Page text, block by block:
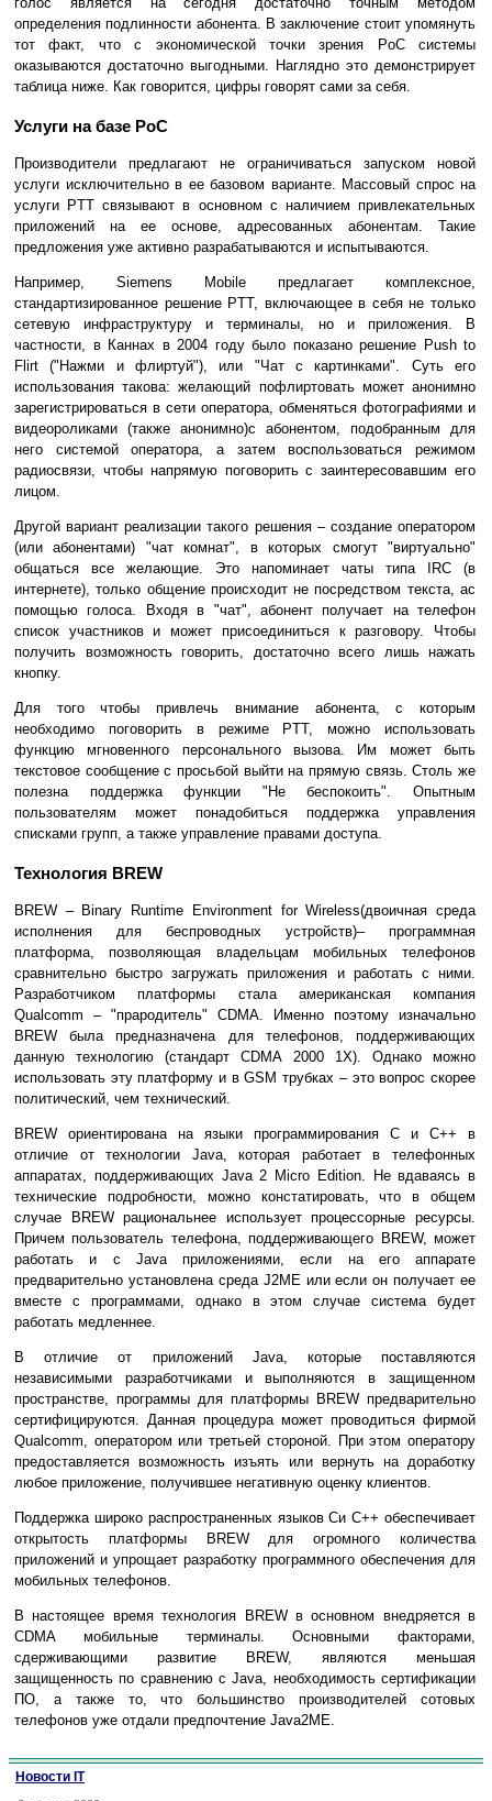
определения подлинности абонента. В заключение стоит упомянуть
тот факт, что с экономической точки зрения PoC системы
оказываются достаточно выгодными. Наглядно это демонстрирует
таблица ниже. Как говорится, цифры говорят сами за себя.
Услуги на базе PoC
Производители предлагают не ограничиваться запуском новой
услуги исключительно в ее базовом варианте. Массовый спрос на
услуги PTT связывают в основном с наличием привлекательных
приложений на ее основе, адресованных абонентам. Такие
предложения уже активно разрабатываются и испытываются.
Например, Siemens Mobile предлагает комплексное,
стандартизированное решение PTT, включающее в себя не только
сетевую инфраструктуру и терминалы, но и приложения. В
частности, в Каннах в 2004 году было показано решение Push to
Flirt ("Нажми и флиртуй"), или "Чат с картинками". Суть его
использования такова: желающий пофлиртовать может анонимно
зарегистрироваться в сети оператора, обменяться фотографиями и
видеороликами (также анонимно)с абонентом, подобранным для
него системой оператора, а затем воспользоваться режимом
радиосвязи, чтобы напрямую поговорить с заинтересовавшим его
лицом.
Другой вариант реализации такого решения – создание оператором
(или абонентами) "чат комнат", в которых смогут "виртуально"
общаться все желающие. Это напоминает чаты типа IRC (в
интернете), только общение происходит не посредством текста, ас
помощью голоса. Входя в "чат", абонент получает на телефон
список участников и может присоединиться к разговору. Чтобы
получить возможность говорить, достаточно всего лишь нажать
кнопку.
Для того чтобы привлечь внимание абонента, с которым
необходимо поговорить в режиме PTT, можно использовать
функцию мгновенного персонального вызова. Им может быть
текстовое сообщение с просьбой выйти на прямую связь. Столь же
полезна поддержка функции "Не беспокоить". Опытным
пользователям может понадобиться поддержка управления
списками групп, а также управление правами доступа.
Технология BREW
BREW – Binary Runtime Environment for Wireless(двоичная среда
исполнения для беспроводных устройств)– программная
платформа, позволяющая владельцам мобильных телефонов
сравнительно быстро загружать приложения и работать с ними.
Разработчиком платформы стала американская компания
Qualcomm – "прародитель" CDMA. Именно поэтому изначально
BREW была предназначена для телефонов, поддерживающих
данную технологию (стандарт CDMA 2000 1X). Однако можно
использовать эту платформу и в GSM трубках – это вопрос скорее
политический, чем технический.
BREW ориентирована на языки программирования C и C++ в
отличие от технологии Java, которая работает в телефонных
аппаратах, поддерживающих Java 2 Micro Edition. Не вдаваясь в
технические подробности, можно констатировать, что в общем
случае BREW рациональнее использует процессорные ресурсы.
Причем пользователь телефона, поддерживающего BREW, может
работать и с Java приложениями, если на его аппарате
предварительно установлена среда J2ME или если он получает ее
вместе с программами, однако в этом случае система будет
работать медленнее.
В отличие от приложений Java, которые поставляются
независимыми разработчиками и выполняются в защищенном
пространстве, программы для платформы BREW предварительно
сертифицируются. Данная процедура может проводиться фирмой
Qualcomm, оператором или третьей стороной. При этом оператору
предоставляется возможность изъять или вернуть на доработку
любое приложение, получившее негативную оценку клиентов.
Поддержка широко распространенных языков Cи C++ обеспечивает
открытость платформы BREW для огромного количества
приложений и упрощает разработку программного обеспечения для
мобильных телефонов.
В настоящее время технология BREW в основном внедряется в
CDMA мобильные терминалы. Основными факторами,
сдерживающими развитие BREW, являются меньшая
защищенность по сравнению с Java, необходимость сертификации
ПО, а также то, что большинство производителей сотовых
телефонов уже отдали предпочтение Java2ME.
Новости IT